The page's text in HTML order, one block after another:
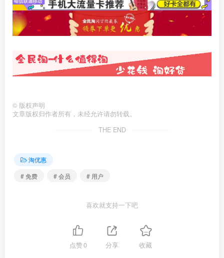
© 版权声明
文章版权归作者所有，未经允许请勿转载。
THE END
淘优惠
# 免费
# 会员 # 用户
喜欢就支持一下吧
点赞0 分享 收藏